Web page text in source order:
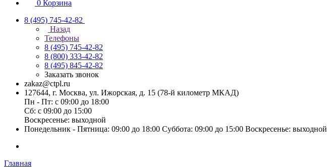
0 Корзина
8 (495) 745-42-82
Назад
Телефоны
8 (495) 745-42-82
8 (800) 333-42-82
8 (495) 845-42-82
Заказать звонок
zakaz@ctpl.ru
127644, г. Москва, ул. Ижорская, д. 15 (78-й километр МКАД)
Пн - Пт: с 09:00 до 18:00
Сб: с 09:00 до 15:00
Воскресенье: выходной
Понедельник - Пятница: 09:00 до 18:00 Суббота: 09:00 до 15:00 Воскресенье: выходной
Главная